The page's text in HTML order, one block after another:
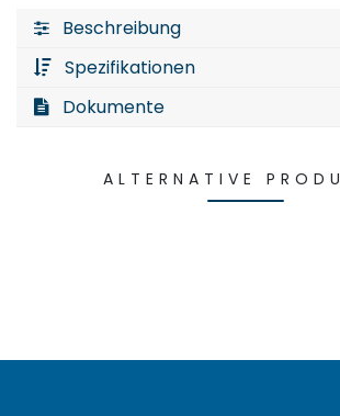
Beschreibung
Spezifikationen
Dokumente
ALTERNATIVE